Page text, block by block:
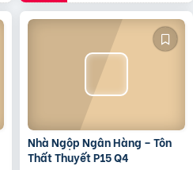
Nhà Ngộp Ngân Hàng – Tôn
Thất Thuyết P15 Q4